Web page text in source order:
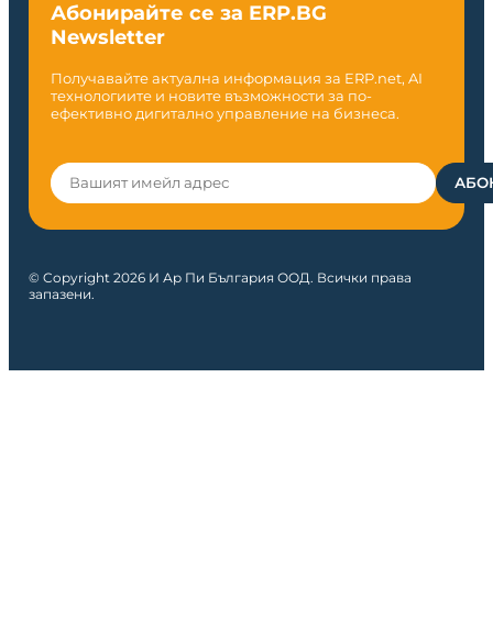
Абонирайте се за ERP.BG
Newsletter
Получавайте актуална информация за ERP.net, AI
технологиите и новите възможности за по-
ефективно дигитално управление на бизнеса.
© Copyright 2026 И Ар Пи България ООД. Всички права
запазени.